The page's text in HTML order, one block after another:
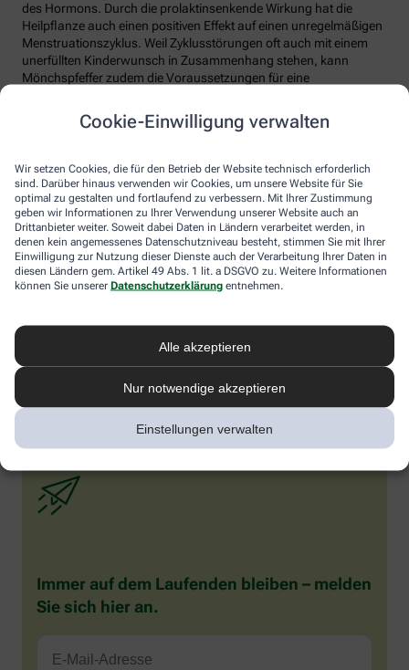
Cookie-Einwilligung verwalten
Wir setzen Cookies, die für den Betrieb der Website technisch erforderlich
sind. Darüber hinaus verwenden wir Cookies, um unsere Website für Sie
optimal zu gestalten und fortlaufend zu verbessern. Mit Ihrer Zustimmung
geben wir Informationen zu Ihrer Verwendung unserer Website auch an
Drittanbieter weiter. Soweit dabei Daten in Ländern verarbeitet werden, in
denen kein angemessenes Datenschutzniveau besteht, stimmen Sie mit Ihrer
Einwilligung zur Nutzung dieser Dienste auch der Verarbeitung Ihrer Daten in
diesen Ländern gem. Artikel 49 Abs. 1 lit. a DSGVO zu. Weitere Informationen
können Sie unserer Datenschutzerklärung entnehmen.
Alle akzeptieren
Nur notwendige akzeptieren
Einstellungen verwalten
des Hormons. Durch die prolaktinsenkende Wirkung hat die
Heilpflanze auch einen positiven Effekt auf einen unregelmäßigen
Menstruationszyklus. Weil Zyklusstörungen oft auch mit einem
unerfüllten Kinderwunsch in Zusammenhang stehen, kann
Mönchspfeffer zudem die Voraussetzungen für eine
Wechseljahrbeschwerden wird Mönchspfeffer eingesetzt. Hierzu
fehlen aber noch eindeutige wissenschaftliche Belege.
Darreichungsformen
Mönchspfeffer ist in der Apotheke rezeptfrei in Form von Kapseln,
Tabletten, Tropfen oder Tee erhältlich. Die wirksamste Form ist
das standardisierte Trockenextrakt, optimal dosiert mit etwa 20
mg pro Tag. Wichtig: Man sollte Geduld haben und das Präparat
mindestens über drei Menstruationszyklen einnehmen, bis sich
die positiven Effekte entfalten können. Mönchspfeffer ist in der
besprechen, besonders bei gleichzeitiger Einnahme von
Medikamenten, die auf Dopamin-Rezeptoren wirken,
beispielsweise bei psychischen Erkrankungen. Ebenso sollte
eingenommen werden, da er u.a. die Milchproduktion stören
kann.
Immer auf dem Laufenden bleiben – melden
Sie sich hier an.